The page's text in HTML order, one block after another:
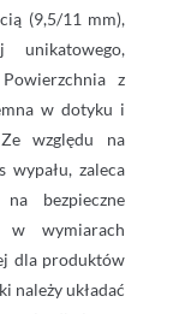
(9,5/11 mm),
z
w dotyku i
względu na
wypału, zaleca
bezpieczne
w wymiarach
dla produktów
należy układać